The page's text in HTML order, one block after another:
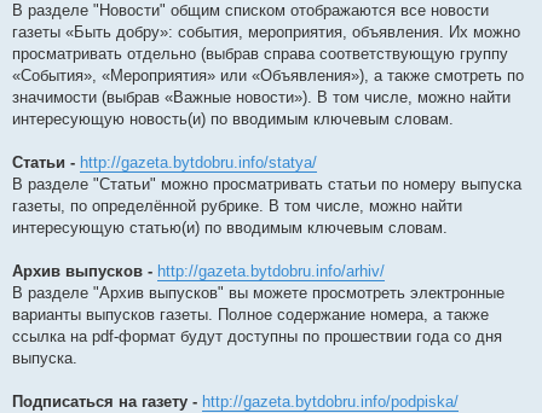
В разделе "Новости" общим списком отображаются все новости
газеты «Быть добру»: события, мероприятия, объявления. Их можно
просматривать отдельно (выбрав справа соответствующую группу
«События», «Мероприятия» или «Объявления»), а также смотреть по
значимости (выбрав «Важные новости»). В том числе, можно найти
интересующую новость(и) по вводимым ключевым словам.
Статьи - http://gazeta.bytdobru.info/statya/
В разделе "Статьи" можно просматривать статьи по номеру выпуска
газеты, по определённой рубрике. В том числе, можно найти
интересующую статью(и) по вводимым ключевым словам.
Архив выпусков - http://gazeta.bytdobru.info/arhiv/
В разделе "Архив выпусков" вы можете просмотреть электронные
варианты выпусков газеты. Полное содержание номера, а также
ссылка на pdf-формат будут доступны по прошествии года со дня
выпуска.
Подписаться на газету - http://gazeta.bytdobru.info/podpiska/